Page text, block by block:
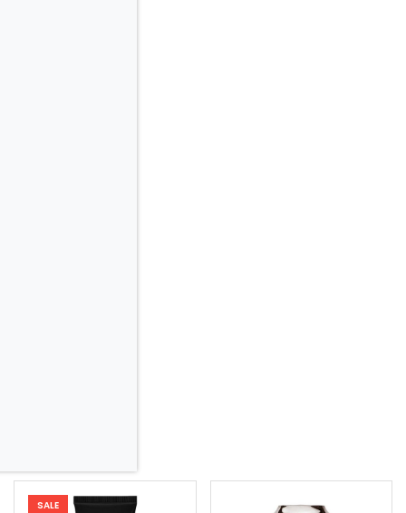
SALE